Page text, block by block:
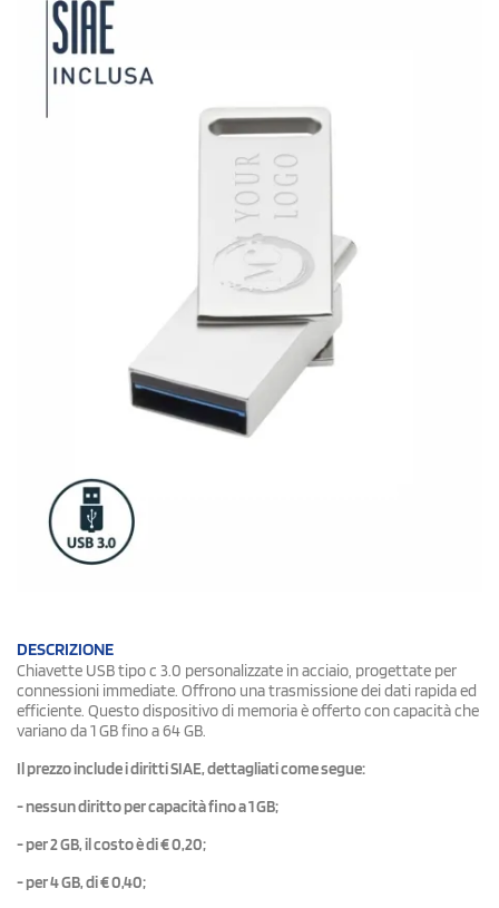
DESCRIZIONE
Chiavette USB tipo c 3.0 personalizzate in acciaio, progettate per
connessioni immediate. Offrono una trasmissione dei dati rapida ed
efficiente. Questo dispositivo di memoria è offerto con capacità che
variano da 1 GB fino a 64 GB.
Il prezzo include i diritti SIAE, dettagliati come segue:
- nessun diritto per capacità fino a 1 GB;
- per 2 GB, il costo è di € 0,20;
- per 4 GB, di € 0,40;